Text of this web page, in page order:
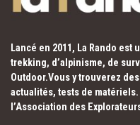
Lancé en 2011, La Rando
trekking, d’alpinisme, de
Outdoor.Vous y trouverez
actualités, tests de matériels.
l’Association des